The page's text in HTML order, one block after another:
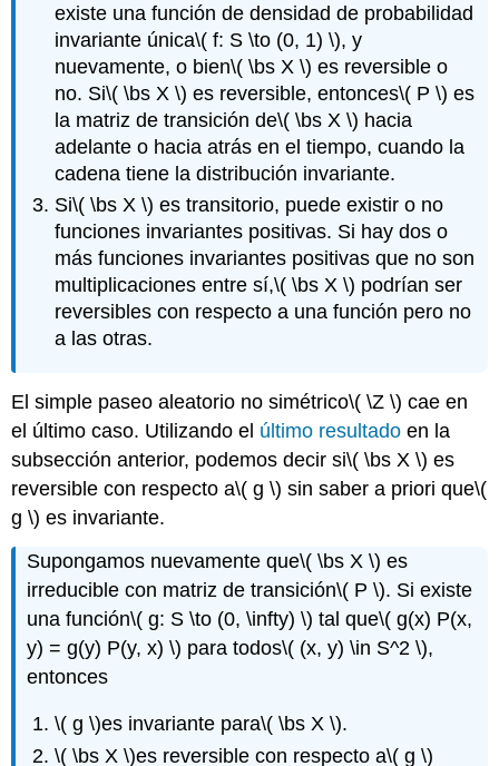
existe una función de densidad de probabilidad
invariante única\( f: S \to (0, 1) \), y
nuevamente, o bien\( \bs X \) es reversible o
no. Si\( \bs X \) es reversible, entonces\( P \) es
la matriz de transición de\( \bs X \) hacia
adelante o hacia atrás en el tiempo, cuando la
cadena tiene la distribución invariante.
Si\( \bs X \) es transitorio, puede existir o no
funciones invariantes positivas. Si hay dos o
más funciones invariantes positivas que no son
multiplicaciones entre sí,\( \bs X \) podrían ser
reversibles con respecto a una función pero no
a las otras.
El simple paseo aleatorio no simétrico\( \Z \) cae en
el último caso. Utilizando el último resultado en la
subsección anterior, podemos decir si\( \bs X \) es
reversible con respecto a\( g \) sin saber a priori que\(
g \) es invariante.
Supongamos nuevamente que\( \bs X \) es
irreducible con matriz de transición\( P \). Si existe
una función\( g: S \to (0, \infty) \) tal que\( g(x) P(x,
y) = g(y) P(y, x) \) para todos\( (x, y) \in S^2 \),
entonces
\( g \)es invariante para\( \bs X \).
\( \bs X \)es reversible con respecto a\( g \)